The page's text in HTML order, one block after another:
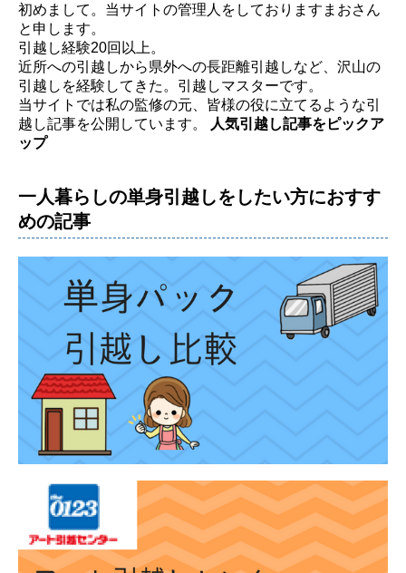
初めまして。当サイトの管理人をしておりますまおさん
と申します。
引越し経験20回以上。
近所への引越しから県外への長距離引越しなど、沢山の
引越しを経験してきた。引越しマスターです。
当サイトでは私の監修の元、皆様の役に立てるような引
越し記事を公開しています。
人気引越し記事をピックア
ップ
一人暮らしの単身引越しをしたい方におすす
めの記事